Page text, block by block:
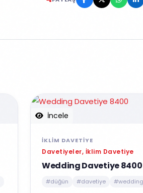
İncele
İKLIM DAVETIYE
Davetiyeler, İklim Davetiye
Wedding Davetiye 8400
#düğün #davetiye #wedding